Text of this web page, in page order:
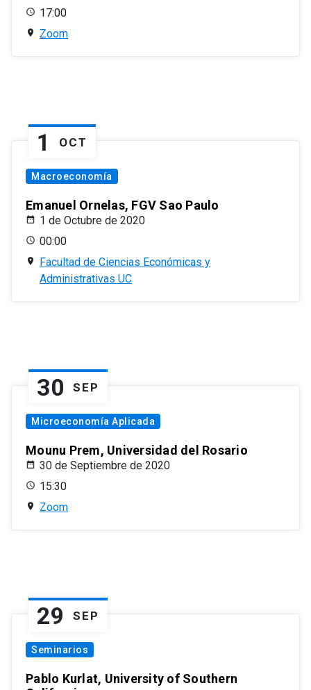
17:00
Zoom
1 OCT
Macroeconomía
Emanuel Ornelas, FGV Sao Paulo
1 de Octubre de 2020
00:00
Facultad de Ciencias Económicas y
Administrativas UC
30 SEP
Microeconomía Aplicada
Mounu Prem, Universidad del Rosario
30 de Septiembre de 2020
15:30
Zoom
29 SEP
Seminarios
Pablo Kurlat, University of Southern